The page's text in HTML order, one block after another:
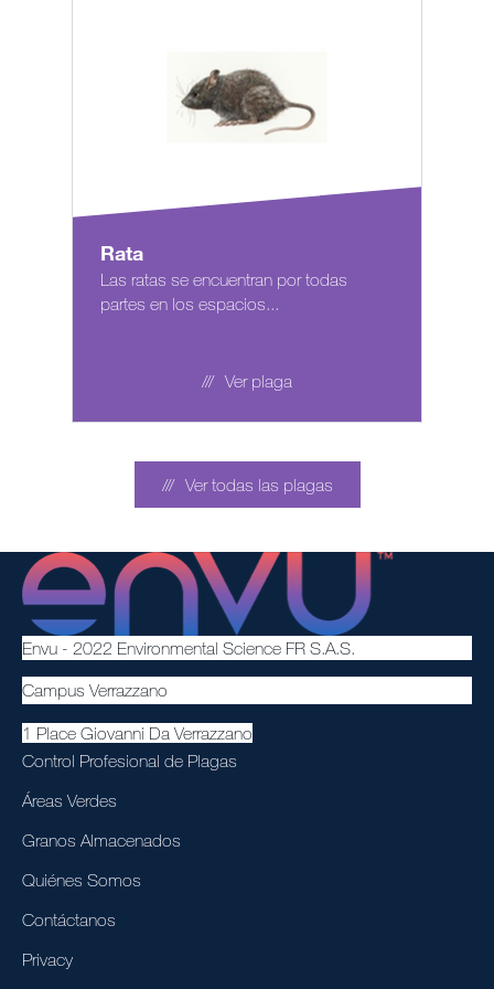
Rata
Las ratas se encuentran por todas
partes en los espacios...
Ver plaga
Ver todas las plagas
Envu - 2022 Environmental Science FR S.A.S.
Campus Verrazzano
1 Place Giovanni Da Verrazzano
Control Profesional de Plagas
Áreas Verdes
Granos Almacenados
Quiénes Somos
Contáctanos
Privacy